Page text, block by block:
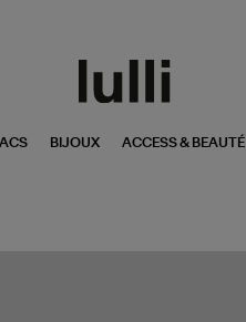
BIJOUX ACCESS & BEAUTÉ